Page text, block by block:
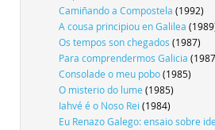
Camiñando a Compostela (1992)
A cousa principiou en Galilea
Os tempos son chegados (1987)
Para comprendermos Galicia
Consolade o meu pobo(1985)
O misterio do lume (1985)
Iahvé é o Noso Rei (1984)
Eu Renazo Galego: ensaio sobre